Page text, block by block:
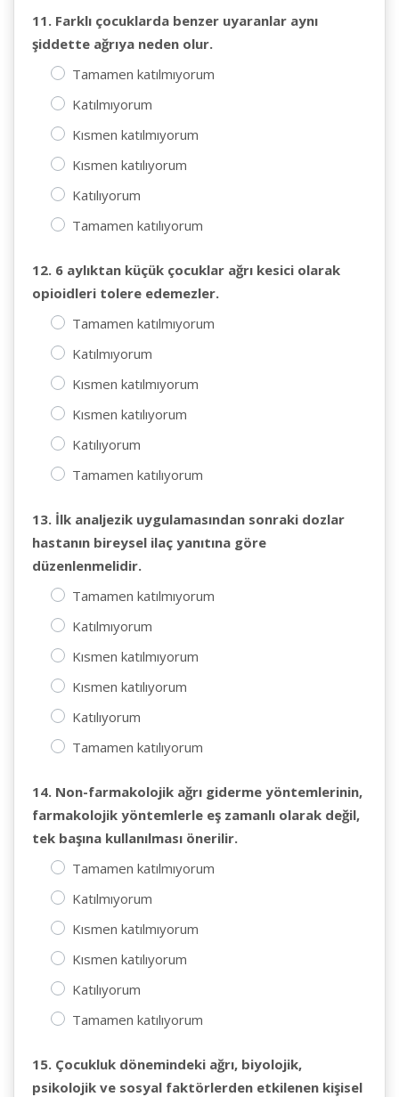
11. Farklı çocuklarda benzer uyaranlar aynı
şiddette ağrıya neden olur.
Tamamen katılmıyorum
Katılmıyorum
Kısmen katılmıyorum
Kısmen katılıyorum
Katılıyorum
Tamamen katılıyorum
12. 6 aylıktan küçük çocuklar ağrı kesici olarak
opioidleri tolere edemezler.
Tamamen katılmıyorum
Katılmıyorum
Kısmen katılmıyorum
Kısmen katılıyorum
Katılıyorum
Tamamen katılıyorum
13. İlk analjezik uygulamasından sonraki dozlar
hastanın bireysel ilaç yanıtına göre
düzenlenmelidir.
Tamamen katılmıyorum
Katılmıyorum
Kısmen katılmıyorum
Kısmen katılıyorum
Katılıyorum
Tamamen katılıyorum
14. Non-farmakolojik ağrı giderme yöntemlerinin,
farmakolojik yöntemlerle eş zamanlı olarak değil,
tek başına kullanılması önerilir.
Tamamen katılmıyorum
Katılmıyorum
Kısmen katılmıyorum
Kısmen katılıyorum
Katılıyorum
Tamamen katılıyorum
15. Çocukluk dönemindeki ağrı, biyolojik,
psikolojik ve sosyal faktörlerden etkilenen kişisel